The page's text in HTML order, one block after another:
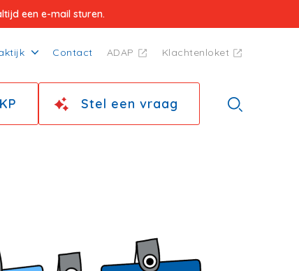
een e-mail sturen.
Contact ADAP Klachtenloket
Stel een vraag